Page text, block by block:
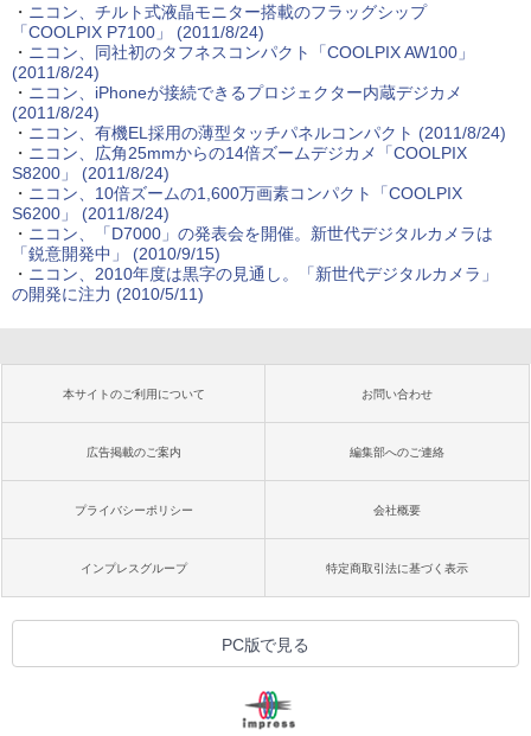
・ ニコン、チルト式液晶モニター搭載のフラッグシップ
「COOLPIX P7100」 (2011/8/24)
・ ニコン、同社初のタフネスコンパクト「COOLPIX AW100」
(2011/8/24)
・ ニコン、iPhoneが接続できるプロジェクター内蔵デジカメ
(2011/8/24)
・ ニコン、有機EL採用の薄型タッチパネルコンパクト (2011/8/24)
・ ニコン、広角25mmからの14倍ズームデジカメ「COOLPIX
S8200」 (2011/8/24)
・ ニコン、10倍ズームの1,600万画素コンパクト「COOLPIX
S6200」 (2011/8/24)
・ ニコン、「D7000」の発表会を開催。新世代デジタルカメラは
「鋭意開発中」 (2010/9/15)
・ ニコン、2010年度は黒字の見通し。「新世代デジタルカメラ」
の開発に注力 (2010/5/11)
本サイトのご利用について お問い合わせ
広告掲載のご案内 編集部へのご連絡
プライバシーポリシー 会社概要
インプレスグループ 特定商取引法に基づく表示
PC版で見る